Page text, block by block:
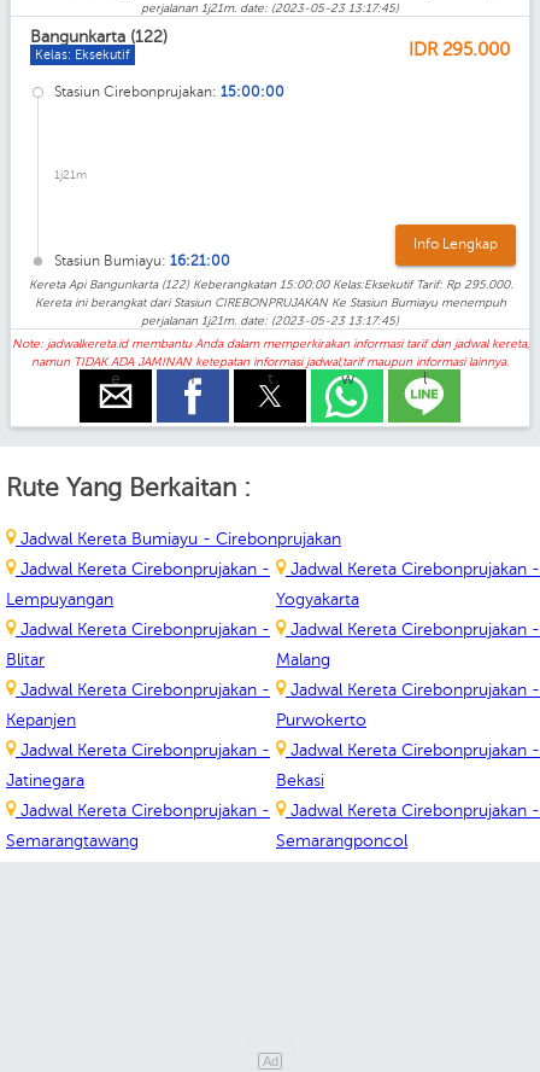
perjalanan 1j21m. date: (2023-05-23 13:17:45)
Bangunkarta (122)
Kelas: Eksekutif IDR 295.000
Stasiun Cirebonprujakan: 15:00:00
1j21m
Stasiun Bumiayu: 16:21:00
Info Lengkap
Kereta Api Bangunkarta (122) Keberangkatan 15:00:00 Kelas:Eksekutif Tarif: Rp 295.000.
Kereta ini berangkat dari Stasiun CIREBONPRUJAKAN Ke Stasiun Bumiayu menempuh
perjalanan 1j21m. date: (2023-05-23 13:17:45)
Note: jadwalkereta.id membantu Anda dalam memperkirakan informasi tarif dan jadwal kereta,
namun TIDAK ADA JAMINAN ketepatan informasi jadwal,tarif maupun informasi lainnya.
e f t w l
Rute Yang Berkaitan :
Jadwal Kereta Bumiayu - Cirebonprujakan
Jadwal Kereta Cirebonprujakan -
Lempuyangan
Jadwal Kereta Cirebonprujakan -
Blitar
Jadwal Kereta Cirebonprujakan -
Kepanjen
Jadwal Kereta Cirebonprujakan -
Jatinegara
Jadwal Kereta Cirebonprujakan -
Semarangtawang
Jadwal Kereta Cirebonprujakan -
Yogyakarta
Jadwal Kereta Cirebonprujakan -
Malang
Jadwal Kereta Cirebonprujakan -
Purwokerto
Jadwal Kereta Cirebonprujakan -
Bekasi
Jadwal Kereta Cirebonprujakan -
Semarangponcol